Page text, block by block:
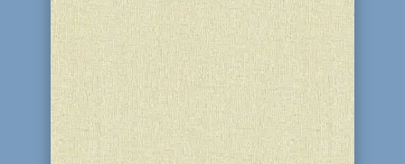
Заседание женского клуба
Днепродзержинской еврейской
общины состоялось сегодня в синагоге
"Бейт-Реувен". Это интересное